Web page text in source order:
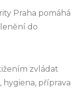
Praha pomáhá
do
zvládat
příprava